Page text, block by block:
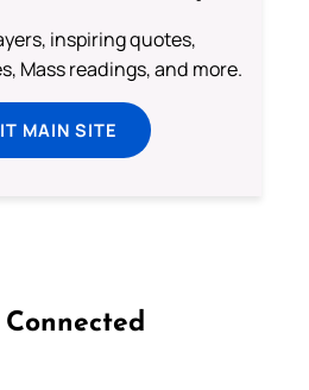
inspiring quotes,
Mass readings, and more.
MAIN SITE
Connected